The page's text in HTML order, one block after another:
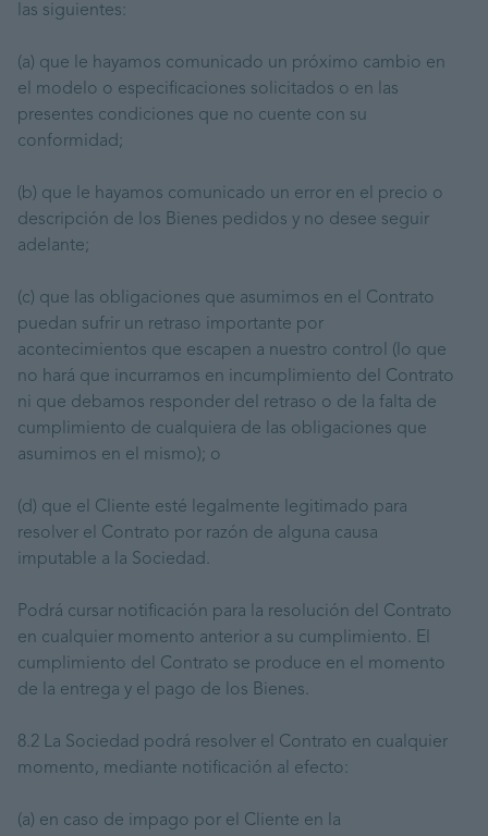
las siguientes:
(a) que le hayamos comunicado un próximo cambio en
el modelo o especificaciones solicitados o en las
presentes condiciones que no cuente con su
conformidad;
(b) que le hayamos comunicado un error en el precio o
descripción de los Bienes pedidos y no desee seguir
adelante;
(c) que las obligaciones que asumimos en el Contrato
puedan sufrir un retraso importante por
acontecimientos que escapen a nuestro control (lo que
no hará que incurramos en incumplimiento del Contrato
ni que debamos responder del retraso o de la falta de
cumplimiento de cualquiera de las obligaciones que
asumimos en el mismo); o
(d) que el Cliente esté legalmente legitimado para
resolver el Contrato por razón de alguna causa
imputable a la Sociedad.
Podrá cursar notificación para la resolución del Contrato
en cualquier momento anterior a su cumplimiento. El
cumplimiento del Contrato se produce en el momento
de la entrega y el pago de los Bienes.
8.2 La Sociedad podrá resolver el Contrato en cualquier
momento, mediante notificación al efecto:
(a) en caso de impago por el Cliente en la